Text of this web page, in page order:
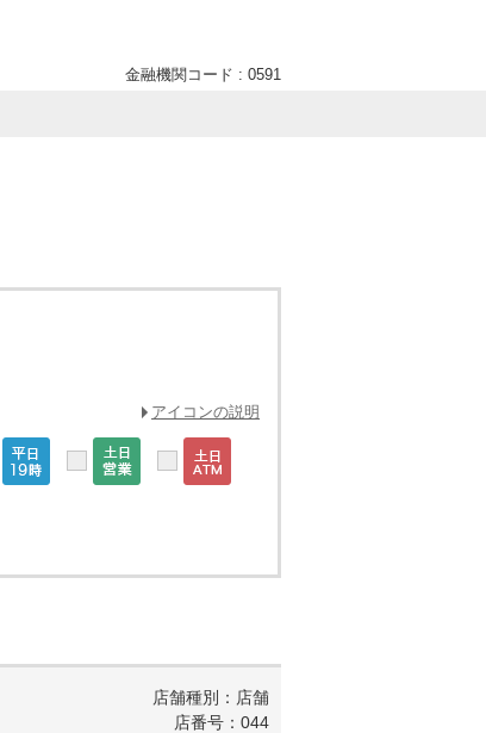
金融機関コード : 0591
アイコンの説明
店舗種別：店舗
店番号：044